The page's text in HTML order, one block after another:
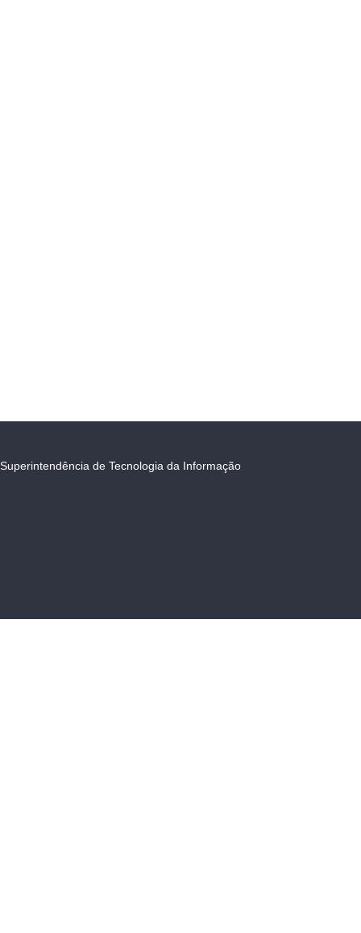
Superintendência de Tecnologia da Informação